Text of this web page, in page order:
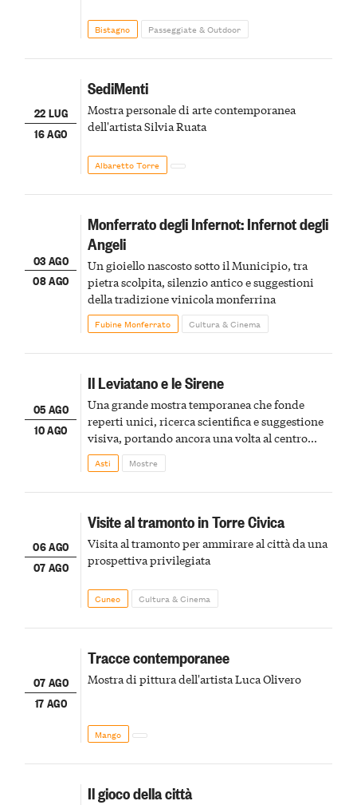
Bistagno Passeggiate & Outdoor
22 LUG
16 AGO
SediMenti
Mostra personale di arte contemporanea
dell'artista Silvia Ruata
Albaretto Torre
03 AGO
08 AGO
Monferrato degli Infernot: Infernot degli
Angeli
Un gioiello nascosto sotto il Municipio, tra
pietra scolpita, silenzio antico e suggestioni
della tradizione vinicola monferrina
Fubine Monferrato Cultura & Cinema
05 AGO
10 AGO
Il Leviatano e le Sirene
Una grande mostra temporanea che fonde
reperti unici, ricerca scientifica e suggestione
visiva, portando ancora una volta al centro
della scena le meraviglie del passato astigiano
Asti Mostre
06 AGO
07 AGO
Visite al tramonto in Torre Civica
Visita al tramonto per ammirare al città da una
prospettiva privilegiata
Cuneo Cultura & Cinema
07 AGO
17 AGO
Tracce contemporanee
Mostra di pittura dell'artista Luca Olivero
Mango
Il gioco della città